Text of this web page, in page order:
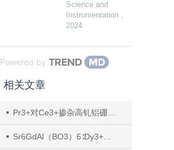
Science and
Instrumentation ,
2024
Powered by
相关文章
Pr3+对Ce3+掺杂高钆铝硼硅酸盐氟氧玻璃发光性能及能量传递机理
Sr6GdAl（BO3）6∶Dy3+荧光粉的能量传递和发光特性